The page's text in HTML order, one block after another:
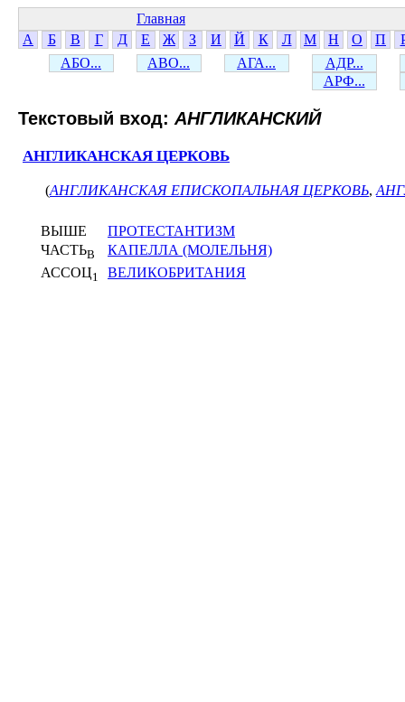
Главная
А
Б В Г Д Е Ж З И Й К Л М Н О П
АБО...
АВО... АГА...
АДР...
АРФ...
Текстовый вход: АНГЛИКАНСКИЙ
АНГЛИКАНСКАЯ ЦЕРКОВЬ
(АНГЛИКАНСКАЯ ЕПИСКОПАЛЬНАЯ ЦЕРКОВЬ,
ВЫШЕ
ПРОТЕСТАНТИЗМ
ЧАСТЬВ
КАПЕЛЛА (МОЛЕЛЬНЯ)
АССОЦ1 ВЕЛИКОБРИТАНИЯ